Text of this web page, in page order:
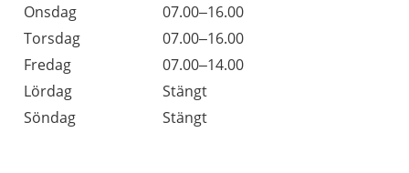
Onsdag
07.00–16.00
Torsdag
07.00–16.00
Fredag
07.00–14.00
Lördag
Stängt
Söndag
Stängt